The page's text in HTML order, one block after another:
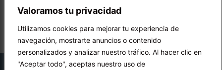
Valoramos tu privacidad
Utilizamos cookies para mejorar tu experiencia de
navegación, mostrarte anuncios o contenido
personalizados y analizar nuestro tráfico. Al hacer clic en
"Aceptar todo", aceptas nuestro uso de
© Copyright Ecuador Chequea 2025.